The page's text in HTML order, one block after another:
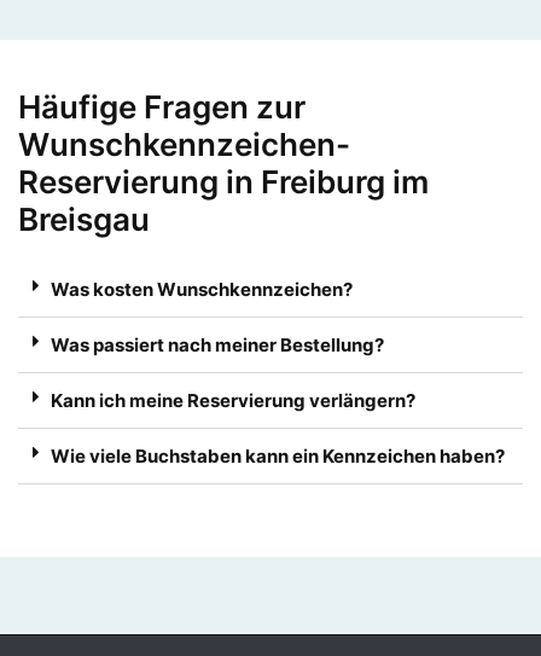
Häufige Fragen zur
Wunschkennzeichen-
Reservierung in Freiburg im
Breisgau
Was kosten Wunschkennzeichen?
Was passiert nach meiner Bestellung?
Kann ich meine Reservierung verlängern?
Wie viele Buchstaben kann ein Kennzeichen haben?